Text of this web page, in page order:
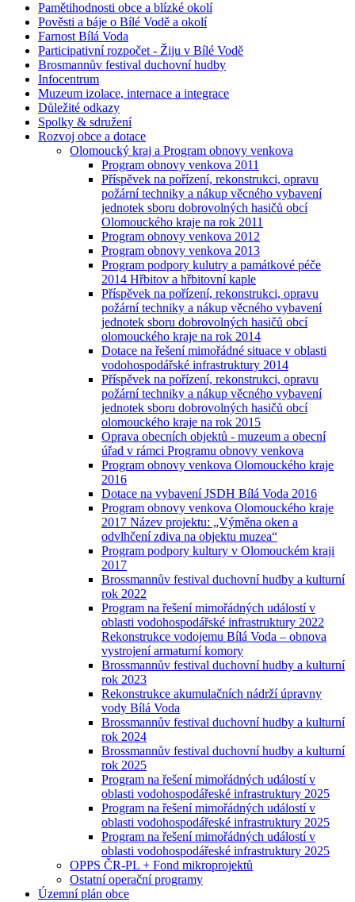
Pamětihodnosti obce a blízké okolí
Pověsti a báje o Bílé Vodě a okolí
Farnost Bílá Voda
Participativní rozpočet - Žiju v Bílé Vodě
Brosmannův festival duchovní hudby
Infocentrum
Muzeum izolace, internace a integrace
Důležité odkazy
Spolky & sdružení
Rozvoj obce a dotace
Olomoucký kraj a Program obnovy venkova
Program obnovy venkova 2011
Příspěvek na pořízení, rekonstrukci, opravu
požární techniky a nákup věcného vybavení
jednotek sboru dobrovolných hasičů obcí
Olomouckého kraje na rok 2011
Program obnovy venkova 2012
Program obnovy venkova 2013
Program podpory kulutry a památkové péče
2014 Hřbitov a hřbitovní kaple
Příspěvek na pořízení, rekonstrukci, opravu
požární techniky a nákup věcného vybavení
jednotek sboru dobrovolných hasičů obcí
olomouckého kraje na rok 2014
Dotace na řešení mimořádné situace v oblasti
vodohospodářské infrastruktury 2014
Příspěvek na pořízení, rekonstrukci, opravu
požární techniky a nákup věcného vybavení
jednotek sboru dobrovolných hasičů obcí
olomouckého kraje na rok 2015
Oprava obecních objektů - muzeum a obecní
úřad v rámci Programu obnovy venkova
Program obnovy venkova Olomouckého kraje
2016
Dotace na vybavení JSDH Bílá Voda 2016
Program obnovy venkova Olomouckého kraje
2017 Název projektu: „Výměna oken a
odvlhčení zdiva na objektu muzea“
Program podpory kultury v Olomouckém kraji
2017
Brossmannův festival duchovní hudby a kulturní
rok 2022
Program na řešení mimořádných událostí v
oblasti vodohospodářské infrastruktury 2022
Rekonstrukce vodojemu Bílá Voda – obnova
vystrojení armaturní komory
Brossmannův festival duchovní hudby a kulturní
rok 2023
Rekonstrukce akumulačních nádrží úpravny
vody Bílá Voda
Brossmannův festival duchovní hudby a kulturní
rok 2024
Brossmannův festival duchovní hudby a kulturní
rok 2025
Program na řešení mimořádných událostí v
oblasti vodohospodářeské infrastruktury 2025
Program na řešení mimořádných událostí v
oblasti vodohospodářeské infrastruktury 2025
Program na řešení mimořádných událostí v
oblasti vodohospodářeské infrastruktury 2025
OPPS ČR-PL + Fond mikroprojektů
Ostatní operační programy
Územní plán obce